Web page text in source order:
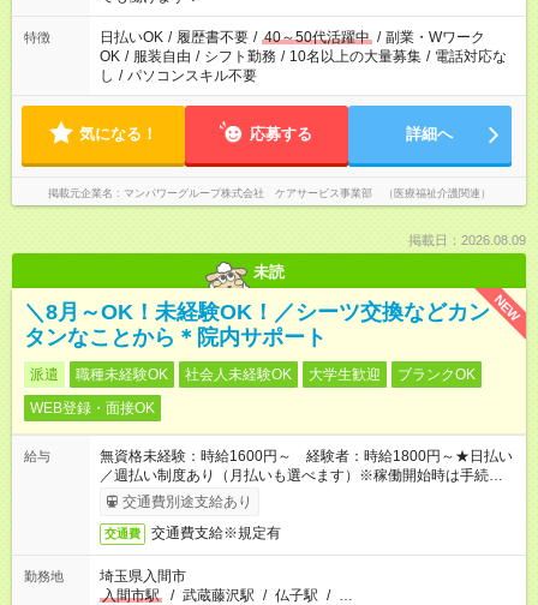
短時間・短期間の就業はご案内が難しい場合があります
特徴 日払いOK / 履歴書不要 / 40～50代活躍中 / 副業・Wワーク
OK / 服装自由 / シフト勤務 / 10名以上の大量募集 / 電話対応な
し / パソコンスキル不要
気になる！ 応募する 詳細へ
掲載元企業名 マンパワーグループ株式会社 ケアサービス事業部 （医療福祉介護関連）
掲載日：2026.08.09
未読
NEW
＼8月～OK！未経験OK！／シーツ交換などカン
タンなことから＊院内サポート
派遣 職種未経験OK 社会人未経験OK 大学生歓迎
ブランクOK
WEB登録・面接OK
給与
無資格未経験：時給1600円～ 経験者：時給1800円～★日払い
／週払い制度あり（月払いも選べます）※稼働開始時は手続き完
了次第のお支払いとなります。
交通費別途支給あり
交通費 交通費支給※規定有
勤務地
埼玉県入間市
入間市駅
/ 武蔵藤沢駅 / 仏子駅 / …